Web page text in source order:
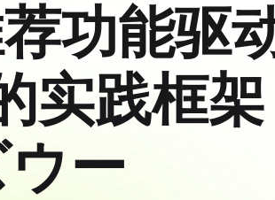
功能驱
实践框架
ー